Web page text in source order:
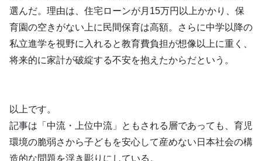
選んだ。理由は、住宅ローンが月15万円以上かかり、保
育園の空きがない上に民間保育は高額。さらに中学以降の
私立進学を視野に入れると教育費負担が想像以上に重く、
将来的に家計が破綻する不安を抱えたからだという。
以上です。
記事は「中流・上位中流」ともされる層であっても、育児
環境の脆弱さから子どもを安心して産めない日本社会の構
造的な問題を浮き彫りにしている。